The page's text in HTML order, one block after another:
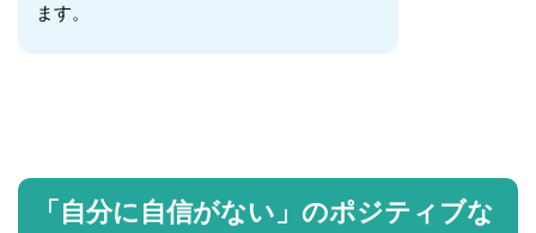
ます。
「自分に自信がない」のポジティブな